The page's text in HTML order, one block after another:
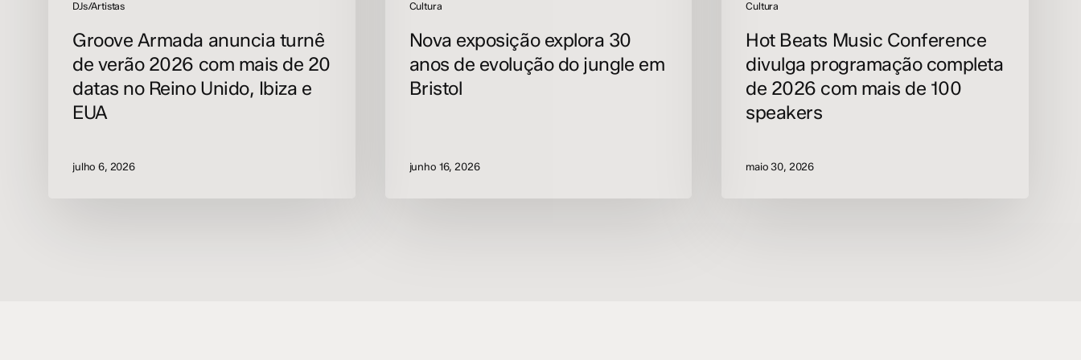
DJs/Artistas
Unido,
Ibiza
Groove Armada anuncia turnê
de verão 2026 com mais de 20
datas no Reino Unido, Ibiza e
EUA
julho 6, 2026
Cultura
Nova exposição explora 30
anos de evolução do jungle em
Bristol
junho 16, 2026
Cultura
Hot Beats Music Conference
divulga programação completa
de 2026 com mais de 100
speakers
maio 30, 2026